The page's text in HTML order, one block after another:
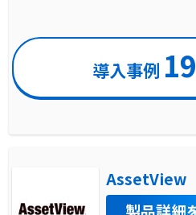
導入事例 19
AssetView